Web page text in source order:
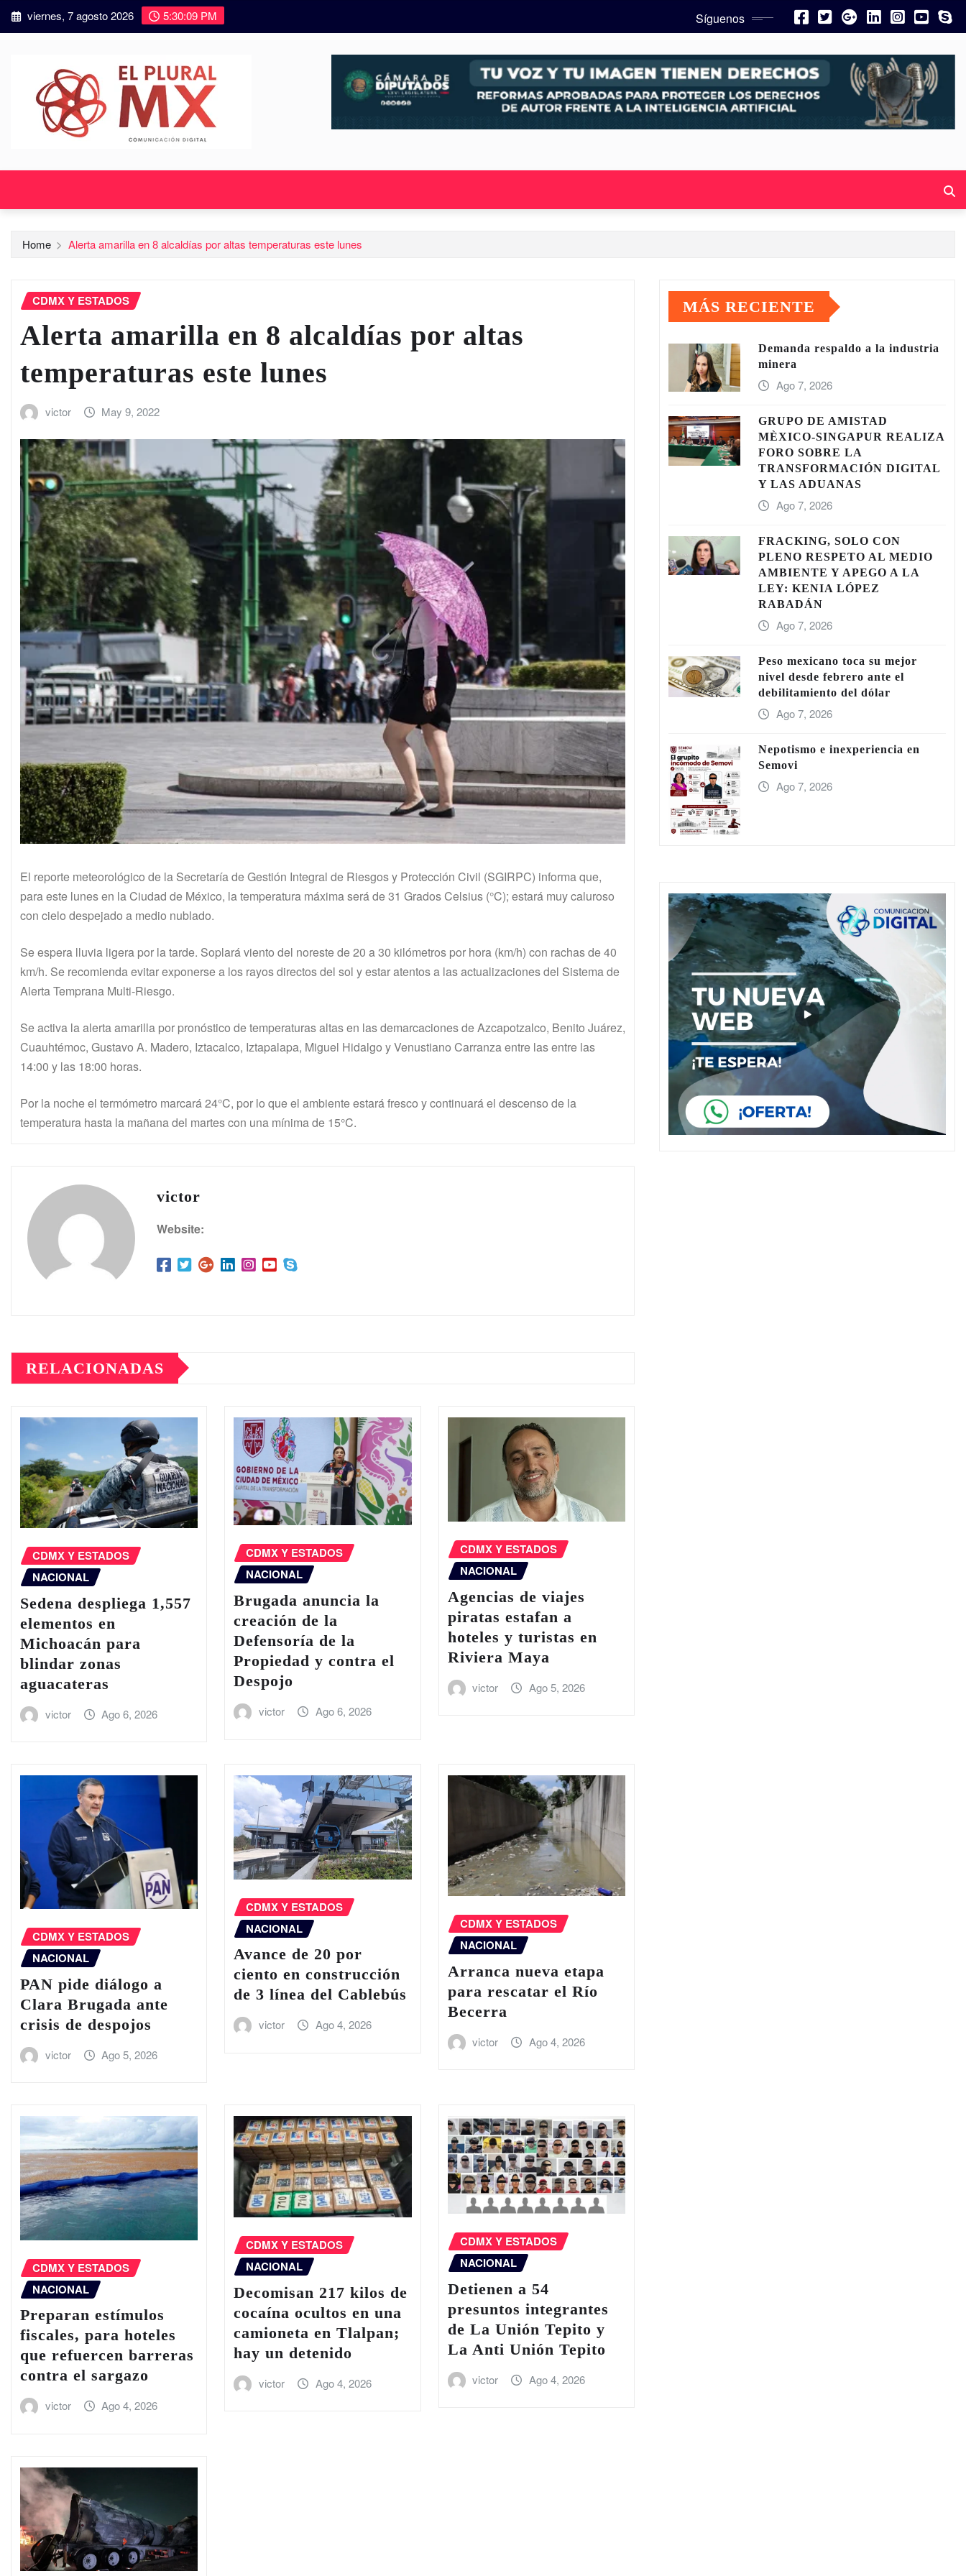
viernes, 7 agosto 2026 5:30:11 PM Síguenos
Home Alerta amarilla en 8 alcaldías por altas temperaturas este lunes
CDMX Y ESTADOS
Alerta amarilla en 8 alcaldías por altas
temperaturas este lunes
victor May 9, 2022
El reporte meteorológico de la Secretaría de Gestión Integral de Riesgos y Protección Civil (SGIRPC) informa que,
para este lunes en la Ciudad de México, la temperatura máxima será de 31 Grados Celsius (°C); estará muy caluroso
con cielo despejado a medio nublado.
Se espera lluvia ligera por la tarde. Soplará viento del noreste de 20 a 30 kilómetros por hora (km/h) con rachas de 40
km/h. Se recomienda evitar exponerse a los rayos directos del sol y estar atentos a las actualizaciones del Sistema de
Alerta Temprana Multi-Riesgo.
Se activa la alerta amarilla por pronóstico de temperaturas altas en las demarcaciones de Azcapotzalco, Benito Juárez,
Cuauhtémoc, Gustavo A. Madero, Iztacalco, Iztapalapa, Miguel Hidalgo y Venustiano Carranza entre las entre las
14:00 y las 18:00 horas.
Por la noche el termómetro marcará 24°C, por lo que el ambiente estará fresco y continuará el descenso de la
temperatura hasta la mañana del martes con una mínima de 15°C.
victor
Website:
RELACIONADAS
CDMX Y ESTADOS
NACIONAL
Sedena despliega 1,557
elementos en
Michoacán para
blindar zonas
aguacateras
victor Ago 6, 2026
CDMX Y ESTADOS
NACIONAL
Brugada anuncia la
creación de la
Defensoría de la
Propiedad y contra el
Despojo
victor Ago 6, 2026
CDMX Y ESTADOS
NACIONAL
Agencias de viajes
piratas estafan a
hoteles y turistas en
Riviera Maya
victor Ago 5, 2026
CDMX Y ESTADOS
NACIONAL
PAN pide diálogo a
Clara Brugada ante
crisis de despojos
victor Ago 5, 2026
CDMX Y ESTADOS
NACIONAL
Avance de 20 por
ciento en construcción
de 3 línea del Cablebús
victor Ago 4, 2026
CDMX Y ESTADOS
NACIONAL
Arranca nueva etapa
para rescatar el Río
Becerra
victor Ago 4, 2026
CDMX Y ESTADOS
NACIONAL
Preparan estímulos
fiscales, para hoteles
que refuercen barreras
contra el sargazo
victor Ago 4, 2026
CDMX Y ESTADOS
NACIONAL
Decomisan 217 kilos de
cocaína ocultos en una
camioneta en Tlalpan;
hay un detenido
victor Ago 4, 2026
CDMX Y ESTADOS
NACIONAL
Detienen a 54
presuntos integrantes
de La Unión Tepito y
La Anti Unión Tepito
victor Ago 4, 2026
MÁS RECIENTE
Demanda respaldo a la industria
minera
Ago 7, 2026
GRUPO DE AMISTAD
MÈXICO-SINGAPUR REALIZA
FORO SOBRE LA
TRANSFORMACIÓN DIGITAL
Y LAS ADUANAS
Ago 7, 2026
FRACKING, SOLO CON
PLENO RESPETO AL MEDIO
AMBIENTE Y APEGO A LA
LEY: KENIA LÓPEZ
RABADÁN
Ago 7, 2026
Peso mexicano toca su mejor
nivel desde febrero ante el
debilitamiento del dólar
Ago 7, 2026
Nepotismo e inexperiencia en
Semovi
Ago 7, 2026